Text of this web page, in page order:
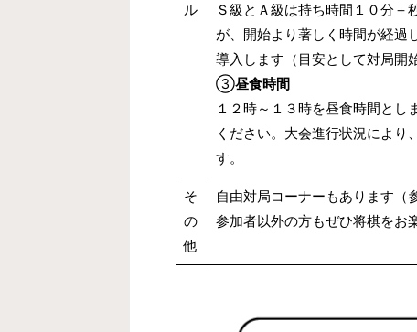
ル
Ｓ級とＡ級は持ち時間１０分＋
が、開始より著しく時間が経過
導入します（目安として対局開
③昼食時間
１２時～１３時を昼食時間とし
ください。大会進行状況により
す。
そ
の
他
自由対局コーナーもあります（
参加者以外の方もぜひ将棋をお